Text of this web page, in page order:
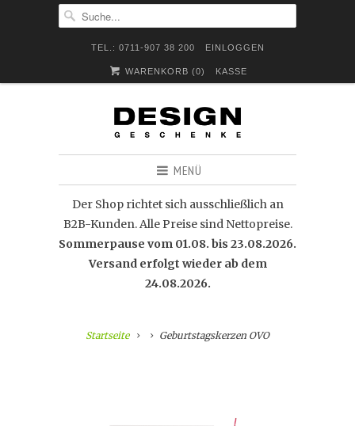
TEL.: 0711-907 38 200 EINLOGGEN
WARENKORB (0) KASSE
MENÜ
Der Shop richtet sich ausschließlich an
B2B-Kunden. Alle Preise sind Nettopreise.
Sommerpause vom 01.08. bis 23.08.2026.
Versand erfolgt wieder ab dem
24.08.2026.
Startseite Geburtstagskerzen OVO